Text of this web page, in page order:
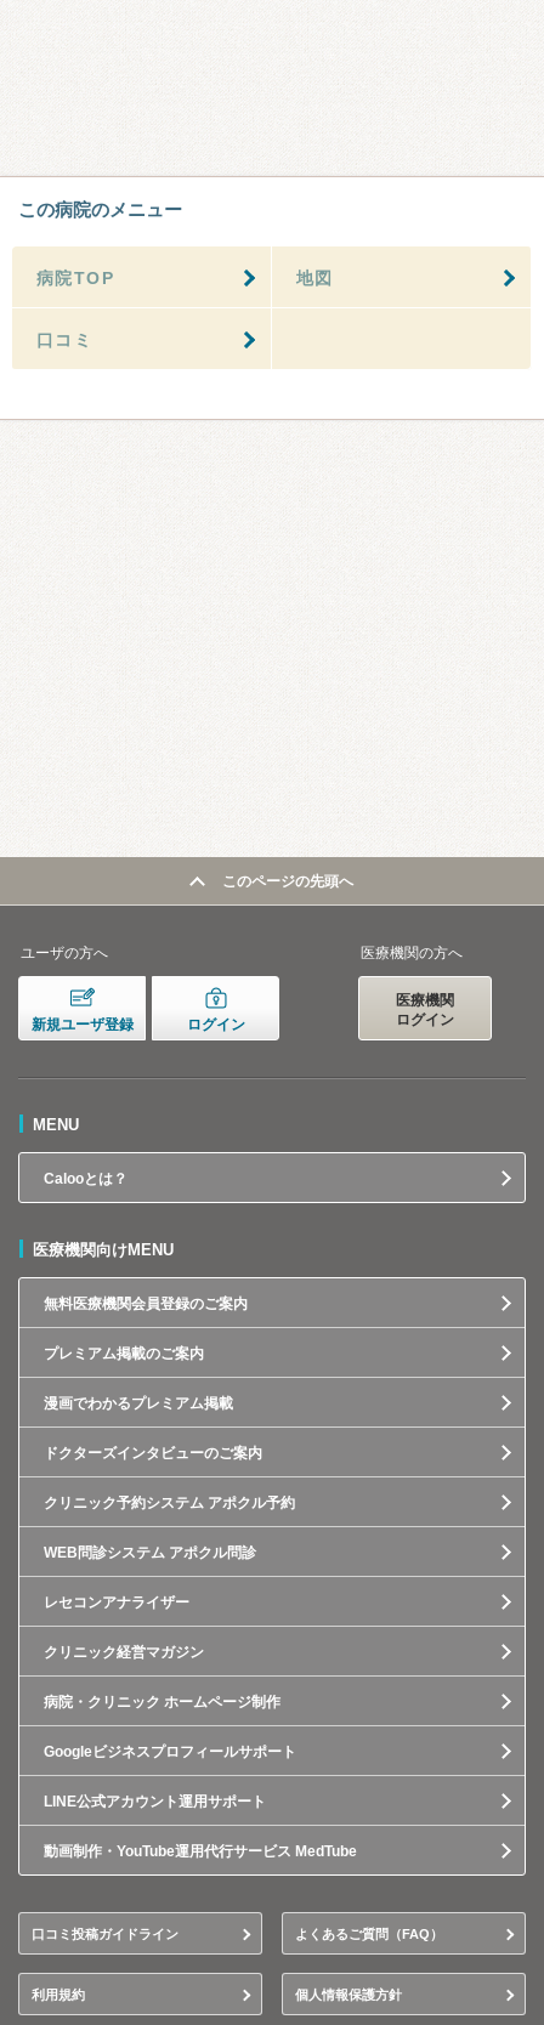
この病院のメニュー
病院TOP 地図
口コミ
このページの先頭へ
ユーザの方へ
新規ユーザ登録 ログイン
医療機関の方へ
医療機関
ログイン
MENU
Calooとは？
医療機関向けMENU
無料医療機関会員登録のご案内
プレミアム掲載のご案内
漫画でわかるプレミアム掲載
ドクターズインタビューのご案内
クリニック予約システム アポクル予約
WEB問診システム アポクル問診
レセコンアナライザー
クリニック経営マガジン
病院・クリニック ホームページ制作
Googleビジネスプロフィールサポート
LINE公式アカウント運用サポート
動画制作・YouTube運用代行サービス MedTube
口コミ投稿ガイドライン よくあるご質問（FAQ）
利用規約 個人情報保護方針